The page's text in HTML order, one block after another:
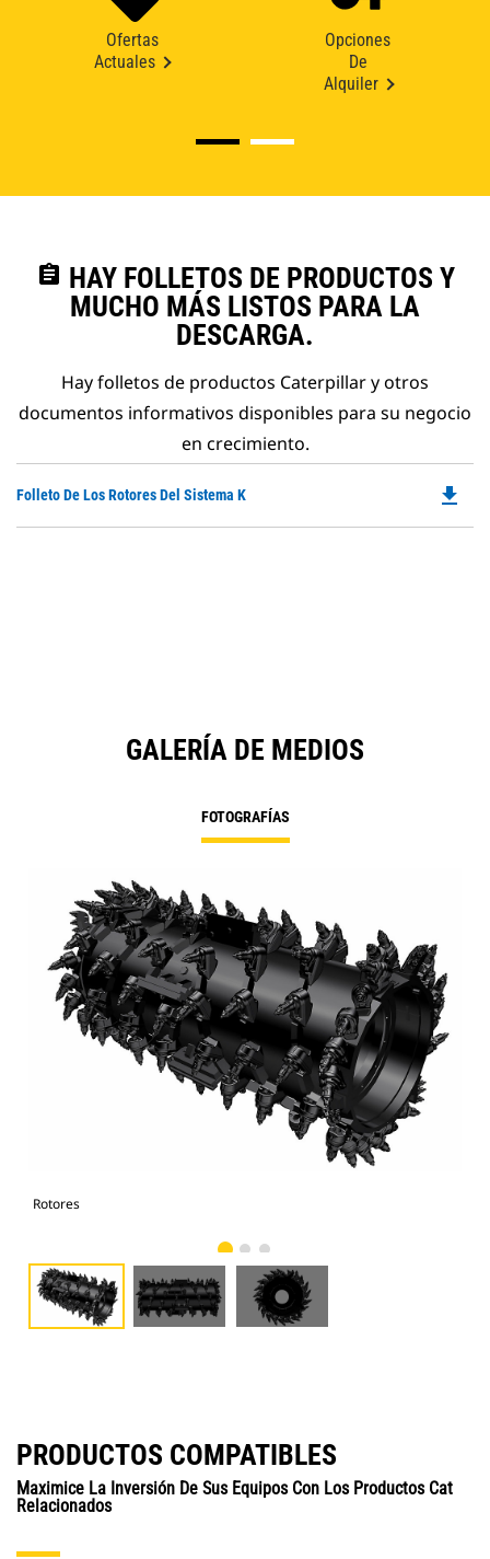
Ofertas
Actuales
Opciones
De
Alquiler
assignment HAY FOLLETOS DE PRODUCTOS Y
MUCHO MÁS LISTOS PARA LA
DESCARGA.
Hay folletos de productos Caterpillar y otros
documentos informativos disponibles para su negocio
en crecimiento.
Folleto De Los Rotores Del Sistema K file_download
GALERÍA DE MEDIOS
FOTOGRAFÍAS
Rotores
PRODUCTOS COMPATIBLES
Maximice La Inversión De Sus Equipos Con Los Productos Cat
Relacionados